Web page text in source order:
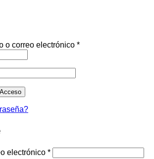
o correo electrónico *Obligatorio
Acceso
electrónico *Obligatorio